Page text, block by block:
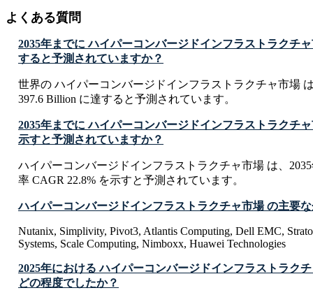
よくある質問
2035年までに ハイパーコンバージドインフラストラクチ
すると予測されていますか？
世界の ハイパーコンバージドインフラストラクチャ市場
397.6 Billion に達すると予測されています。
2035年までに ハイパーコンバージドインフラストラクチ
示すと予測されていますか？
ハイパーコンバージドインフラストラクチャ市場 は、
率 CAGR 22.8% を示すと予測されています。
ハイパーコンバージドインフラストラクチャ市場 の主要
Nutanix, Simplivity, Pivot3, Atlantis Computing, Dell EMC,
Systems, Scale Computing, Nimboxx, Huawei Technologies
2025年における ハイパーコンバージドインフラストラク
どの程度でしたか？